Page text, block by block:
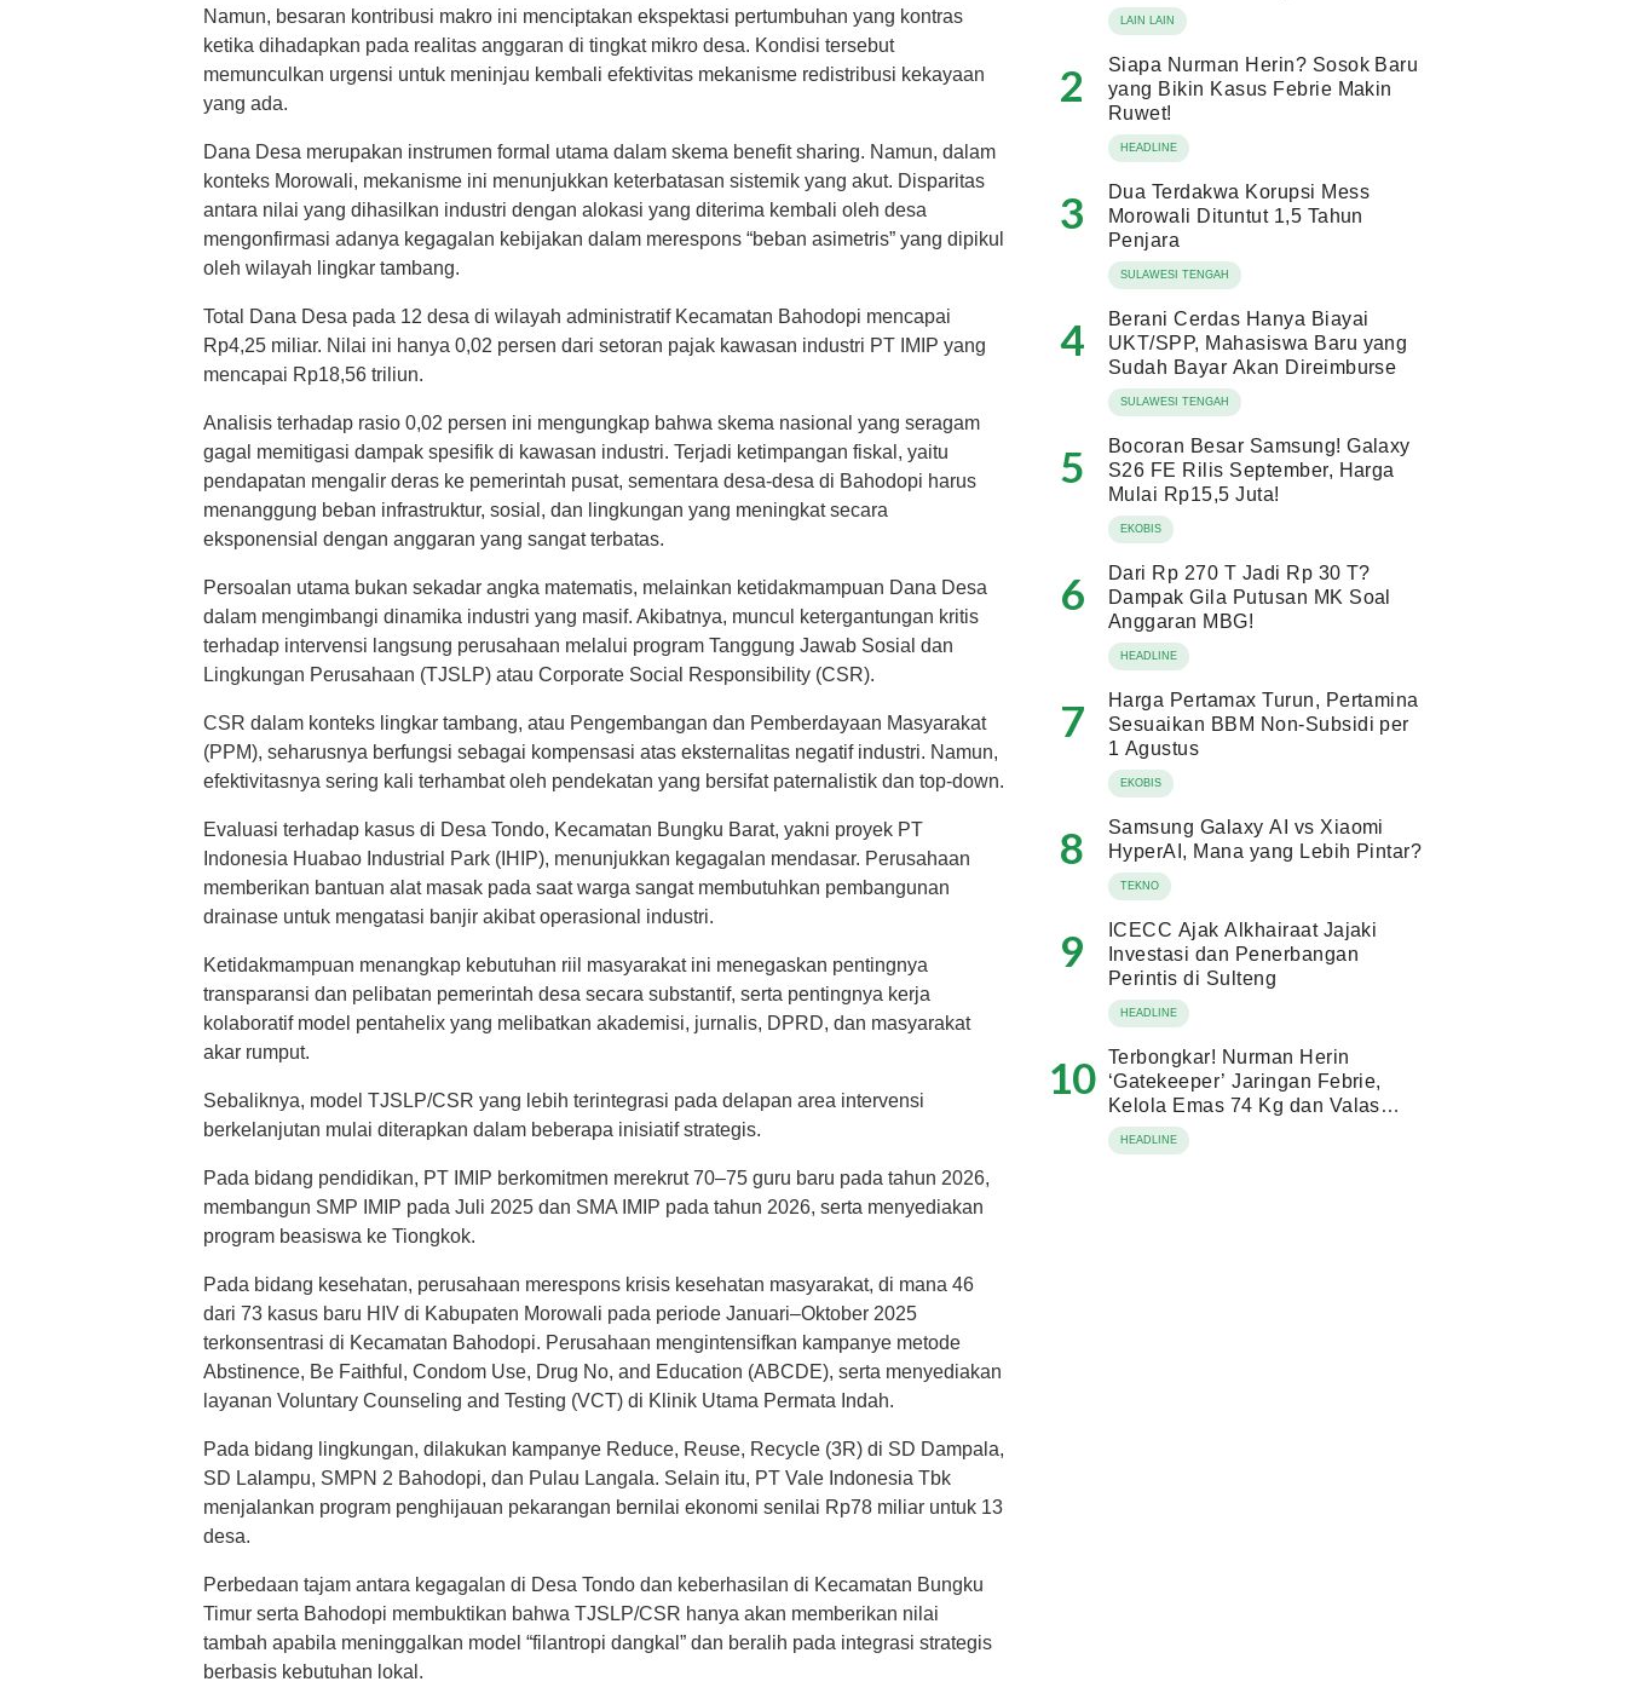
Namun, besaran kontribusi makro ini menciptakan ekspektasi pertumbuhan yang kontras
ketika dihadapkan pada realitas anggaran di tingkat mikro desa. Kondisi tersebut
memunculkan urgensi untuk meninjau kembali efektivitas mekanisme redistribusi kekayaan
yang ada.
Dana Desa merupakan instrumen formal utama dalam skema benefit sharing. Namun, dalam
konteks Morowali, mekanisme ini menunjukkan keterbatasan sistemik yang akut. Disparitas
antara nilai yang dihasilkan industri dengan alokasi yang diterima kembali oleh desa
mengonfirmasi adanya kegagalan kebijakan dalam merespons “beban asimetris” yang dipikul
oleh wilayah lingkar tambang.
Total Dana Desa pada 12 desa di wilayah administratif Kecamatan Bahodopi mencapai
Rp4,25 miliar. Nilai ini hanya 0,02 persen dari setoran pajak kawasan industri PT IMIP yang
mencapai Rp18,56 triliun.
Analisis terhadap rasio 0,02 persen ini mengungkap bahwa skema nasional yang seragam
gagal memitigasi dampak spesifik di kawasan industri. Terjadi ketimpangan fiskal, yaitu
pendapatan mengalir deras ke pemerintah pusat, sementara desa-desa di Bahodopi harus
menanggung beban infrastruktur, sosial, dan lingkungan yang meningkat secara
eksponensial dengan anggaran yang sangat terbatas.
Persoalan utama bukan sekadar angka matematis, melainkan ketidakmampuan Dana Desa
dalam mengimbangi dinamika industri yang masif. Akibatnya, muncul ketergantungan kritis
terhadap intervensi langsung perusahaan melalui program Tanggung Jawab Sosial dan
Lingkungan Perusahaan (TJSLP) atau Corporate Social Responsibility (CSR).
CSR dalam konteks lingkar tambang, atau Pengembangan dan Pemberdayaan Masyarakat
(PPM), seharusnya berfungsi sebagai kompensasi atas eksternalitas negatif industri. Namun,
efektivitasnya sering kali terhambat oleh pendekatan yang bersifat paternalistik dan top-down.
Evaluasi terhadap kasus di Desa Tondo, Kecamatan Bungku Barat, yakni proyek PT
Indonesia Huabao Industrial Park (IHIP), menunjukkan kegagalan mendasar. Perusahaan
memberikan bantuan alat masak pada saat warga sangat membutuhkan pembangunan
drainase untuk mengatasi banjir akibat operasional industri.
Ketidakmampuan menangkap kebutuhan riil masyarakat ini menegaskan pentingnya
transparansi dan pelibatan pemerintah desa secara substantif, serta pentingnya kerja
kolaboratif model pentahelix yang melibatkan akademisi, jurnalis, DPRD, dan masyarakat
akar rumput.
Sebaliknya, model TJSLP/CSR yang lebih terintegrasi pada delapan area intervensi
berkelanjutan mulai diterapkan dalam beberapa inisiatif strategis.
Pada bidang pendidikan, PT IMIP berkomitmen merekrut 70–75 guru baru pada tahun 2026,
membangun SMP IMIP pada Juli 2025 dan SMA IMIP pada tahun 2026, serta menyediakan
program beasiswa ke Tiongkok.
Pada bidang kesehatan, perusahaan merespons krisis kesehatan masyarakat, di mana 46
dari 73 kasus baru HIV di Kabupaten Morowali pada periode Januari–Oktober 2025
terkonsentrasi di Kecamatan Bahodopi. Perusahaan mengintensifkan kampanye metode
Abstinence, Be Faithful, Condom Use, Drug No, and Education (ABCDE), serta menyediakan
layanan Voluntary Counseling and Testing (VCT) di Klinik Utama Permata Indah.
Pada bidang lingkungan, dilakukan kampanye Reduce, Reuse, Recycle (3R) di SD Dampala,
SD Lalampu, SMPN 2 Bahodopi, dan Pulau Langala. Selain itu, PT Vale Indonesia Tbk
menjalankan program penghijauan pekarangan bernilai ekonomi senilai Rp78 miliar untuk 13
desa.
Perbedaan tajam antara kegagalan di Desa Tondo dan keberhasilan di Kecamatan Bungku
Timur serta Bahodopi membuktikan bahwa TJSLP/CSR hanya akan memberikan nilai
tambah apabila meninggalkan model “filantropi dangkal” dan beralih pada integrasi strategis
berbasis kebutuhan lokal.
LAIN LAIN
2
Siapa Nurman Herin? Sosok Baru
yang Bikin Kasus Febrie Makin
Ruwet!
HEADLINE
3
Dua Terdakwa Korupsi Mess
Morowali Dituntut 1,5 Tahun
Penjara
SULAWESI TENGAH
4
Berani Cerdas Hanya Biayai
UKT/SPP, Mahasiswa Baru yang
Sudah Bayar Akan Direimburse
SULAWESI TENGAH
5
Bocoran Besar Samsung! Galaxy
S26 FE Rilis September, Harga
Mulai Rp15,5 Juta!
EKOBIS
6
Dari Rp 270 T Jadi Rp 30 T?
Dampak Gila Putusan MK Soal
Anggaran MBG!
HEADLINE
7
Harga Pertamax Turun, Pertamina
Sesuaikan BBM Non-Subsidi per
1 Agustus
EKOBIS
8
Samsung Galaxy AI vs Xiaomi
HyperAI, Mana yang Lebih Pintar?
TEKNO
9
ICECC Ajak Alkhairaat Jajaki
Investasi dan Penerbangan
Perintis di Sulteng
HEADLINE
10 Terbongkar! Nurman Herin
‘Gatekeeper’ Jaringan Febrie,
Kelola Emas 74 Kg dan Valas
Ratusan Miliar!
HEADLINE